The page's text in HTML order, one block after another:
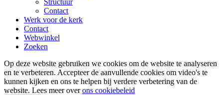
Contact
Werk voor de kerk
Contact
Webwinkel
Zoeken
Op deze website gebruiken we cookies om de website te analyseren
en te verbeteren. Accepteer de aanvullende cookies om video's te
kunnen kijken en ons te helpen bij verdere verbetering van de
website. Lees meer overons cookiebeleid